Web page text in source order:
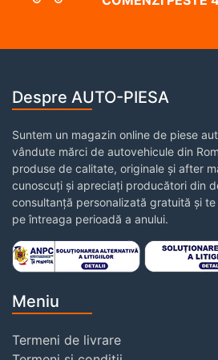
Despre AUTO-PIESA
Suntem un magazin online de piese
vândute mărci de autovehicule din
produse de calitate, originale și after
cunoscuți și apreciați producători din
consultanță personalizată gratuită și
pe întreaga perioadă a anului.
Meniu
Termeni de livrare